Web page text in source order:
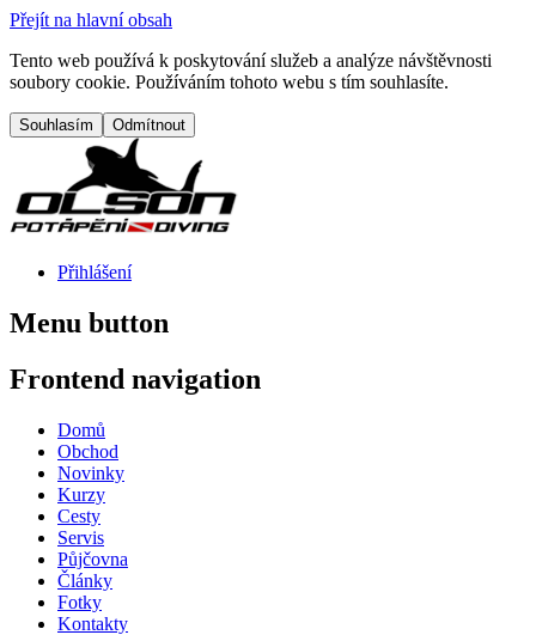
Přejít na hlavní obsah
Tento web používá k poskytování služeb a analýze návštěvnosti
soubory cookie. Používáním tohoto webu s tím souhlasíte.
Přihlášení
Menu button
Frontend navigation
Domů
Obchod
Novinky
Kurzy
Cesty
Servis
Půjčovna
Články
Fotky
Kontakty